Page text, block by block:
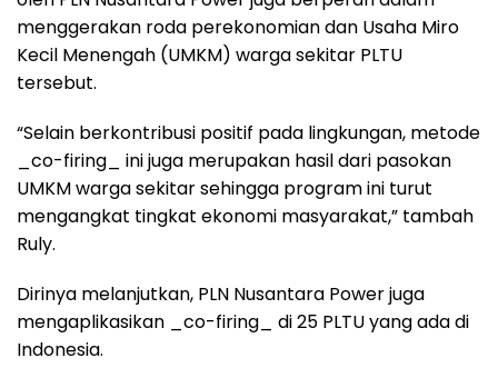
menggerakan roda perekonomian dan Usaha Miro
Kecil Menengah (UMKM) warga sekitar PLTU
tersebut.
“Selain berkontribusi positif pada lingkungan, metode
_co-firing_ ini juga merupakan hasil dari pasokan
UMKM warga sekitar sehingga program ini turut
mengangkat tingkat ekonomi masyarakat,” tambah
Ruly.
Dirinya melanjutkan, PLN Nusantara Power juga
mengaplikasikan _co-firing_ di 25 PLTU yang ada di
Indonesia.